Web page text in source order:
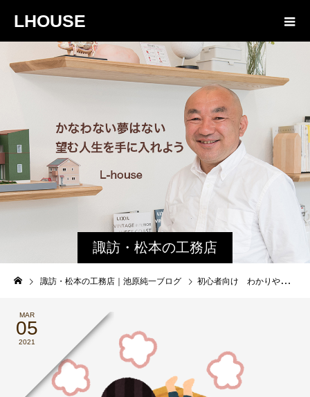
LHOUSE
諏訪・松本の工務店
の社長ブログ｜家族
諏訪・松本の工務店｜池原純一ブログ 初心者向け わかりやすく説明 エアコンと床暖房の 比較
MAR
05
2021